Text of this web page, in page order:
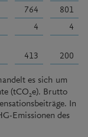
764
801
4
4
413 200
es sich um
(tCO2e). Brutto
In
Emissionen des